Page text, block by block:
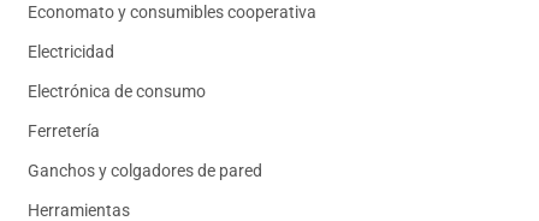
Economato y consumibles cooperativa
Electricidad
Electrónica de consumo
Ferretería
Ganchos y colgadores de pared
Herramientas